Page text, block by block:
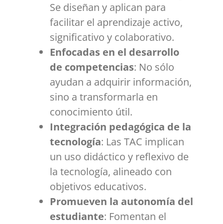
Se diseñan y aplican para
facilitar el aprendizaje activo,
significativo y colaborativo.
Enfocadas en el desarrollo
de competencias: No sólo
ayudan a adquirir información,
sino a transformarla en
conocimiento útil.
Integración pedagógica de la
tecnología: Las TAC implican
un uso didáctico y reflexivo de
la tecnología, alineado con
objetivos educativos.
Promueven la autonomía del
estudiante: Fomentan el